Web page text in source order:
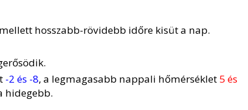
hosszabb-rövidebb időre kisüt a nap.
-2 és -8, a legmagasabb nappali hőmérséklet 5 és
hidegebb.